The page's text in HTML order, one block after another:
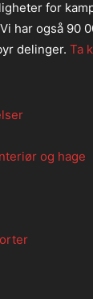
for
har også 90
delinger. Ta
og hage